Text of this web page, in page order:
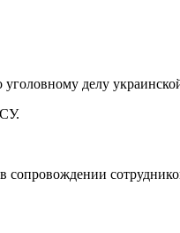
уголовному делу
в сопровождении